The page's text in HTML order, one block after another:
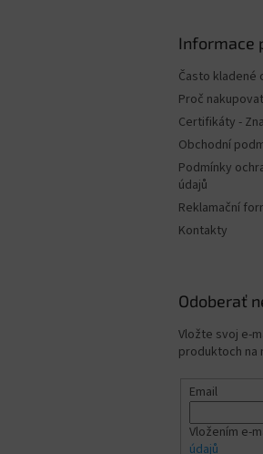
Informace
Často kladené
Proč nakupovat
Certifikáty -
Obchodní
Podmínky
údajů
Reklamační
Kontakty
Odoberať
Vložte svoj e-
produktoch na
Email
Vložením e-
údajů